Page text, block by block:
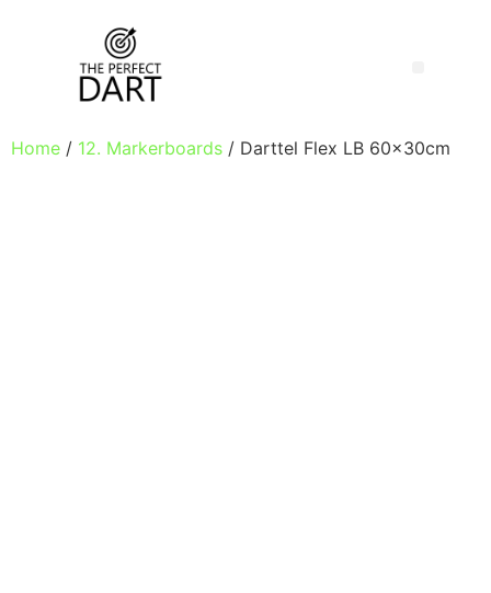
Home / 12. Markerboards / Darttel Flex LB 60x30cm